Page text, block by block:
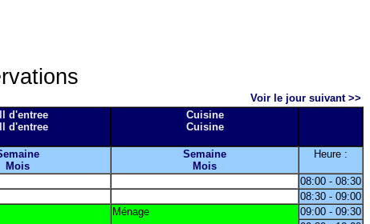
Voir le jour suivant >>
d'entree
d'entree
Cuisine
Cuisine
Mois
Semaine
Mois
Heure :
08:00 - 08:30
08:30 - 09:00
Ménage
09:00 - 09:30